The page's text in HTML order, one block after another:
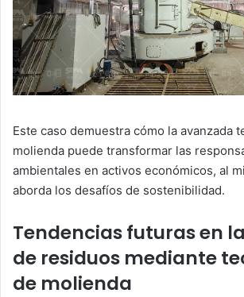
Este caso demuestra cómo la avanzada
molienda puede transformar las
ambientales en activos económicos, al
aborda los desafíos de sostenibilidad.
Tendencias futuras en
de residuos mediante
de molienda